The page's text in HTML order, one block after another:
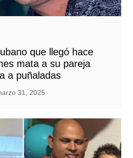
que llegó hace
mata a su pareja
a puñaladas
31, 2025